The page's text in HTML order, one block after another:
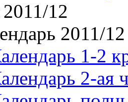
12
2011/12
1-2
2-ая